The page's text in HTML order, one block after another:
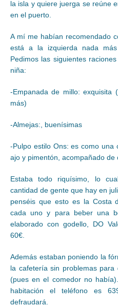
la isla y quiere juerga se reúne
en el puerto.
A mí me habían recomendado
está a la izquierda nada
Pedimos las siguientes
niña:
-Empanada de millo: exquisita
más)
-Almejas:, buenísimas
-Pulpo estilo Ons: es como una
ajo y pimentón, acompañado de
Estaba todo riquísimo, lo
cantidad de gente que hay en
penséis que esto es la Costa
cada uno y para beber una
elaborado con godello, DO
60€.
Además estaban poniendo la
la cafetería sin problemas
(pues en el comedor no
habitación el teléfono es
defraudará.